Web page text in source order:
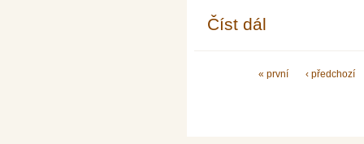
Číst dál
Stránky« první ‹ předchozí